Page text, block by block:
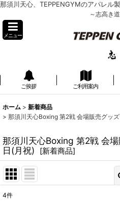
那須川天心、TEPPENGYMのアパレル
～志高き
メニュー
ご挨拶 ご利用案内
ホーム > 新着商品
> 那須川天心Boxing 第2戦 会場販売グッ
那須川天心Boxing 第2戦 会
日(月祝)
[新着商品]
4件